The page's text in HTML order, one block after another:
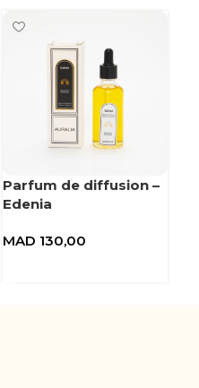
Parfum de diffusion –
Edenia
MAD 130,00